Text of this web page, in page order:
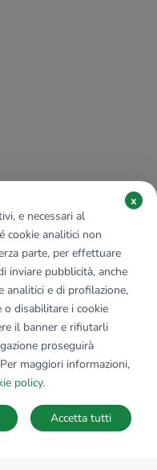
RICERCA
e necessari al
cookie analitici non
parte, per effettuare
inviare pubblicità, anche
analitici e di profilazione,
o disabilitare i cookie
il banner e rifiutarli
proseguirà
maggiori informazioni,
policy.
x
Accetta tutti